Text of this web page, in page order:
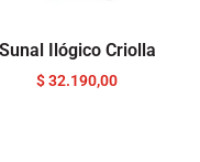
Sunal Ilógico Criolla
$32.190,00